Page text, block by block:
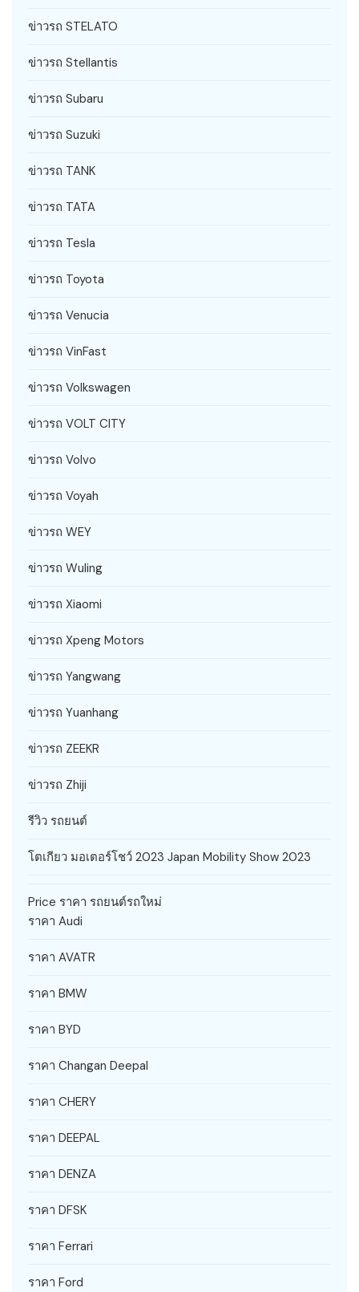
ข่าวรถ STELATO
ข่าวรถ Stellantis
ข่าวรถ Subaru
ข่าวรถ Suzuki
ข่าวรถ TANK
ข่าวรถ TATA
ข่าวรถ Tesla
ข่าวรถ Toyota
ข่าวรถ Venucia
ข่าวรถ VinFast
ข่าวรถ Volkswagen
ข่าวรถ VOLT CITY
ข่าวรถ Volvo
ข่าวรถ Voyah
ข่าวรถ WEY
ข่าวรถ Wuling
ข่าวรถ Xiaomi
ข่าวรถ Xpeng Motors
ข่าวรถ Yangwang
ข่าวรถ Yuanhang
ข่าวรถ ZEEKR
ข่าวรถ Zhiji
รีวิว รถยนต์
โตเกียว มอเตอร์โชว์ 2023 Japan Mobility Show 2023
Price ราคา รถยนต์รถใหม่
ราคา Audi
ราคา AVATR
ราคา BMW
ราคา BYD
ราคา Changan Deepal
ราคา CHERY
ราคา DEEPAL
ราคา DENZA
ราคา DFSK
ราคา Ferrari
ราคา Ford